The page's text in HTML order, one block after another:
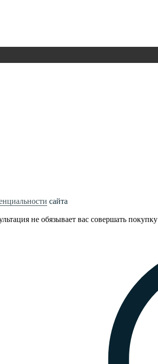
сайта
не обязывает вас совершать покупку